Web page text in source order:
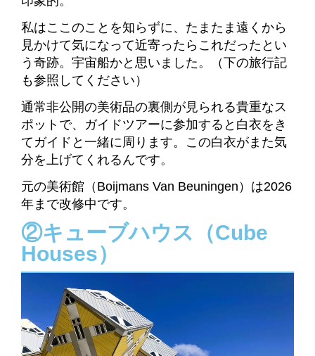
私はここのことを知らずに、たまたま遠くから
見かけて気になって近寄ったらこれだったとい
う奇跡。宇宙船かと思いました。（下の旅行記
も参照してください）
通常非公開の美術品の裏側が見られる貴重なス
ポットで、ガイドツアーに参加すると白衣をき
てガイドと一緒に周ります。この白衣がまた気
分を上げてくれるんです。
元の美術館（Boijmans Van Beuningen）は2026
年まで改修中です。
②キューブハウス（Cube
Houses）